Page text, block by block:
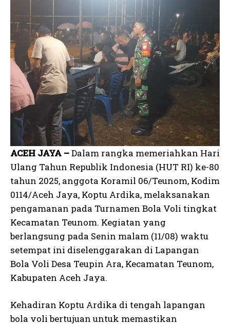
ACEH JAYA –Dalam rangka memeriahkan Hari
Ulang Tahun Republik Indonesia (HUT RI) ke-80
tahun 2025, anggota Koramil 06/Teunom, Kodim
0114/Aceh Jaya, Koptu Ardika, melaksanakan
pengamanan pada Turnamen Bola Voli tingkat
Kecamatan Teunom. Kegiatan yang
berlangsung pada Senin malam (11/08) waktu
setempat ini diselenggarakan di Lapangan
Bola Voli Desa Teupin Ara, Kecamatan Teunom,
Kabupaten Aceh Jaya.
Kehadiran Koptu Ardika di tengah lapangan
bola voli bertujuan untuk memastikan